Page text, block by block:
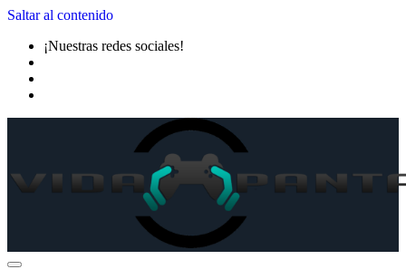
Saltar al contenido
¡Nuestras redes sociales!